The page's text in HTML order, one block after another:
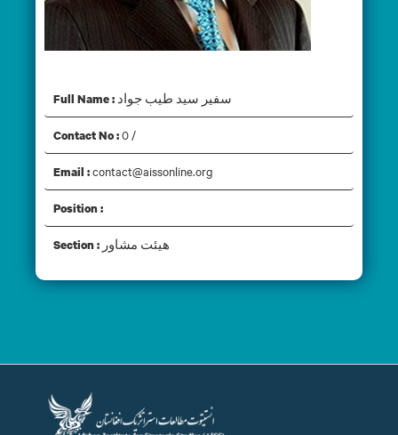
Full Name : سفیر سید طیب جواد
Contact No :0 /
Email :contact@aissonline.org
Position :
Section : هیئت مشاور